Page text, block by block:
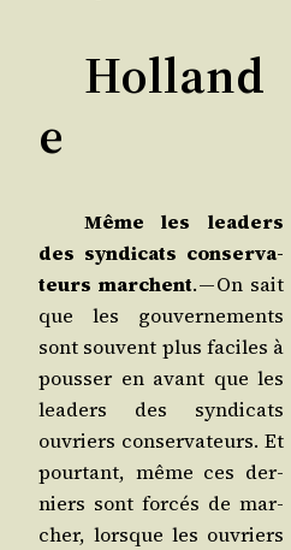
Holland
e
Même les lea­ders
des syn­di­cats conser­va­
teurs marchent. — On sait
que les gou­ver­ne­ments
sont sou­vent plus faciles à
pous­ser en avant que les
lea­ders des syn­di­cats
ouvriers conser­va­teurs. Et
pour­tant, même ces der­
niers sont for­cés de mar­
cher, lorsque les ouvriers